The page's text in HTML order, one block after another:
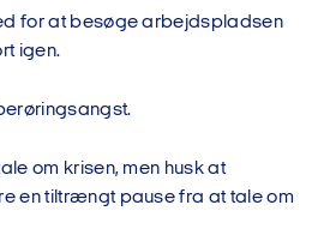
for at besøge arbejdspladsen
igen.
om krisen, men husk at
en tiltrængt pause fra at tale om